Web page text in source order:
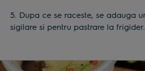
5. Dupa ce se raceste, se adauga untul clarifiat pentru
sigilare si pentru pastrare la frigider.